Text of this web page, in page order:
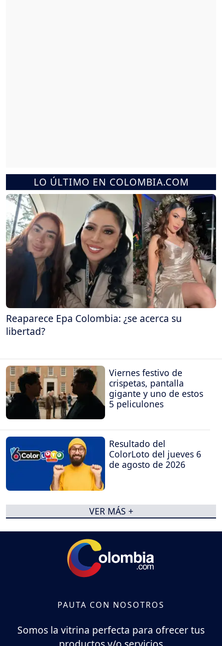
LO ÚLTIMO EN COLOMBIA.COM
Reaparece Epa Colombia: ¿se acerca su
libertad?
Viernes festivo de
crispetas, pantalla
gigante y uno de estos
5 peliculones
Resultado del
ColorLoto del jueves 6
de agosto de 2026
VER MÁS +
PAUTA CON NOSOTROS
Somos la vitrina perfecta para ofrecer tus